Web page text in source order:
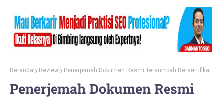
Beranda Review Penerjemah Dokumen Resmi Tersumpah Bersertifikat
Penerjemah Dokumen Resmi